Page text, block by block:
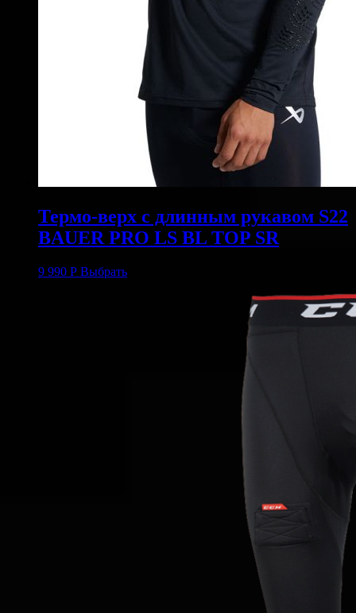
Термо-верх с длинным рукавом S22
BAUER PRO LS BL TOP SR
9 990 Р Выбрать